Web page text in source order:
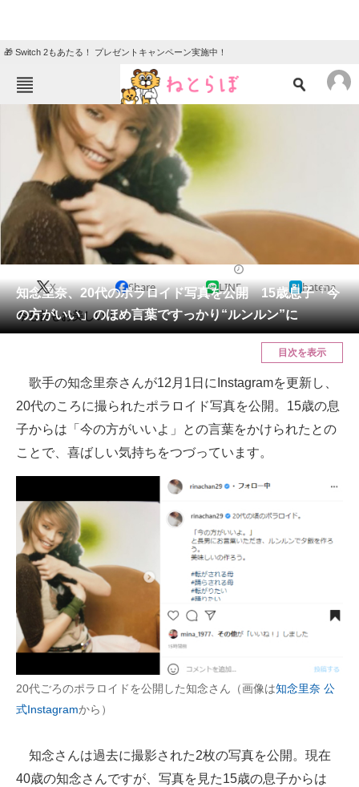
🎁 Switch 2もあたる！ プレゼントキャンペーン実施中！
ねとらぼメニュー
ニュース
エンタメ クイズ
グルメ
住まい 教育・育児
動物 リサーチ
会員記事
メディア
ITの今と未来を見通す
スマホと通信の最新トレンド
進化するPCとデバイスの未来
ビジネスと働き方のヒント
AI活用のいまが分かる
企業ITのトレンドを詳説
経営リーダーのコミュニティ
ITエンジニア向け専門サイト
IT製品の技術・比較・事例
知念里奈、20代のポラロイド写真を公開 15歳息子「今
の方がいい」のほめ言葉ですっかり“ルンルン”に
X Share LINE hatena
今も昔もお美しい！
目次を表示
歌手の知念里奈さんが12月1日にInstagramを更新し、
20代のころに撮られたポラロイド写真を公開。15歳の息
子からは「今の方がいいよ」との言葉をかけられたとの
ことで、喜ばしい気持ちをつづっています。
20代ごろのポラロイドを公開した知念さん（画像は知念里奈 公
式Instagramから）
知念さんは過去に撮影された2枚の写真を公開。現在
40歳の知念さんですが、写真を見た15歳の息子からは